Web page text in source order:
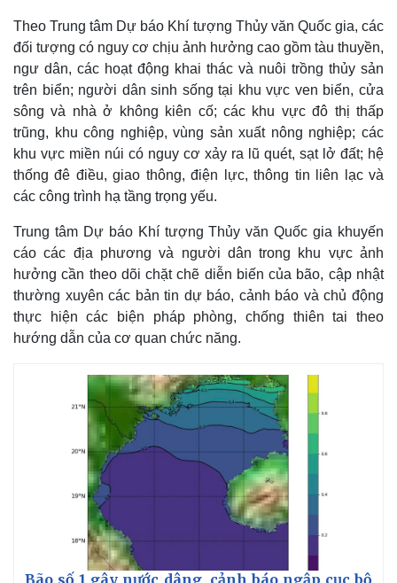
Kinh tế
Bất động sản
Khởi nghiệp
Thị trường
Giá vàng
Tiêu dùng
Tỷ giá
Chứng khoán
Theo Trung tâm Dự báo Khí tượng Thủy văn Quốc gia, các
đối tượng có nguy cơ chịu ảnh hưởng cao gồm tàu thuyền,
ngư dân, các hoạt động khai thác và nuôi trồng thủy sản
trên biển; người dân sinh sống tại khu vực ven biển, cửa
sông và nhà ở không kiên cố; các khu vực đô thị thấp
trũng, khu công nghiệp, vùng sản xuất nông nghiệp; các
khu vực miền núi có nguy cơ xảy ra lũ quét, sạt lở đất; hệ
thống đê điều, giao thông, điện lực, thông tin liên lạc và
các công trình hạ tầng trọng yếu.
Trung tâm Dự báo Khí tượng Thủy văn Quốc gia khuyến
cáo các địa phương và người dân trong khu vực ảnh
hưởng cần theo dõi chặt chẽ diễn biến của bão, cập nhật
thường xuyên các bản tin dự báo, cảnh báo và chủ động
thực hiện các biện pháp phòng, chống thiên tai theo
hướng dẫn của cơ quan chức năng.
Bão số 1 gây nước dâng, cảnh báo ngập cục bộ